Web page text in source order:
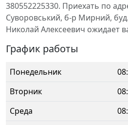
380552225330. Приехать по
Суворовський, б-р Мирний,
Николай Алексеевич ожидает
График работы
Понедельник
Вторник
Среда